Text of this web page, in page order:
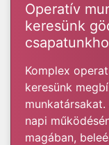
Operatív
keresünk
Komplex
keresünk
napi
magában,